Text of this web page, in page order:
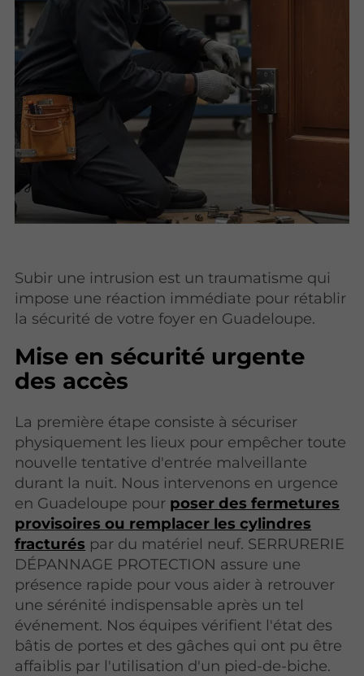
Subir une intrusion est un traumatisme qui
impose une réaction immédiate pour rétablir
la sécurité de votre foyer en Guadeloupe.
Mise en sécurité urgente
des accès
La première étape consiste à sécuriser
physiquement les lieux pour empêcher toute
nouvelle tentative d'entrée malveillante
durant la nuit. Nous intervenons en urgence
en Guadeloupe pour poser des fermetures
provisoires ou remplacer les cylindres
fracturés par du matériel neuf. SERRURERIE
DÉPANNAGE PROTECTION assure une
présence rapide pour vous aider à retrouver
une sérénité indispensable après un tel
événement. Nos équipes vérifient l'état des
bâtis de portes et des gâches qui ont pu être
affaiblis par l'utilisation d'un pied-de-biche.